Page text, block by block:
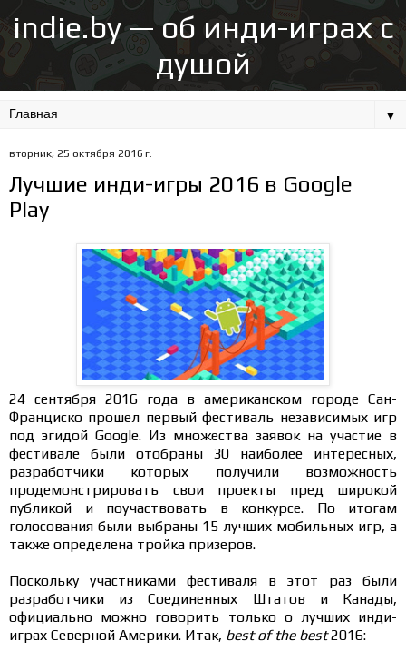
indie.by — об инди-играх с
душой
▼
вторник, 25 октября 2016 г.
Лучшие инди-игры 2016 в Google
Play
24 сентября 2016 года в американском городе Сан-
Франциско прошел первый фестиваль независимых игр
под эгидой Google. Из множества заявок на участие в
фестивале были отобраны 30 наиболее интересных,
разработчики которых получили возможность
продемонстрировать свои проекты пред широкой
публикой и поучаствовать в конкурсе. По итогам
голосования были выбраны 15 лучших мобильных игр, а
также определена тройка призеров.
Поскольку участниками фестиваля в этот раз были
разработчики из Соединенных Штатов и Канады,
официально можно говорить только о лучших инди-
играх Северной Америки. Итак, best of the best2016: